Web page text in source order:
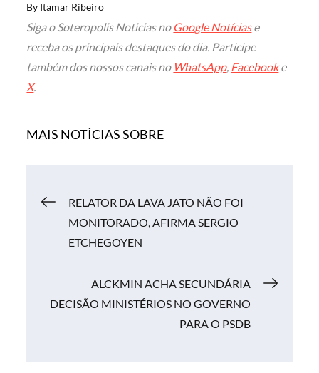
By Itamar Ribeiro
Siga o Soteropolis Noticias no Google Notíciase
receba os principais destaques do dia. Participe
também dos nossos canais no WhatsApp, Facebooke
X.
MAIS NOTÍCIAS SOBRE
Navegação
de
Post
RELATOR DA LAVA JATO NÃO FOI
MONITORADO, AFIRMA SERGIO
ETCHEGOYEN
ALCKMIN ACHA SECUNDÁRIA
DECISÃO MINISTÉRIOS NO GOVERNO
PARA O PSDB